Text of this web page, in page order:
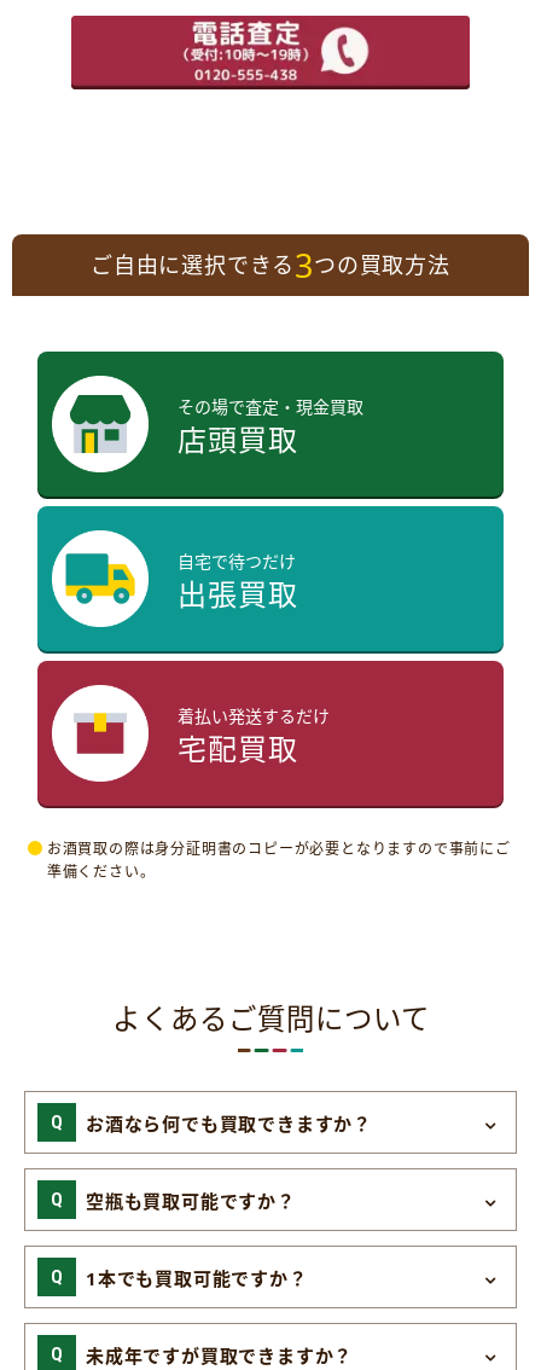
ご自由に選択できる3つの買取方法
その場で査定・現金買取
店頭買取
自宅で待つだけ
出張買取
着払い発送するだけ
宅配買取
お酒買取の際は身分証明書のコピーが必要となりますので事前にご
準備ください。
よくあるご質問について
お酒なら何でも買取できますか？
空瓶も買取可能ですか？
1本でも買取可能ですか？
未成年ですが買取できますか？